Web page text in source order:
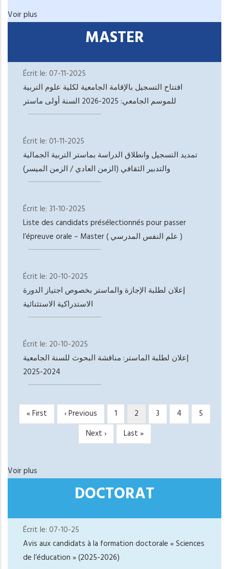
Voir plus
MASTER
Écrit le: 07-11-2025
افتتاح التسجيل بالإقامة الجامعية لكلية علوم التربية
للموسم الجامعي: 2025-2026 السنة أولى ماستر
Écrit le: 01-11-2025
تمديد التسجيل وانطلاق الدراسة بماستر التربية الجمالية
والتدبير الثقافي (الزمن العادي / الزمن الميسر)
Écrit le: 31-10-2025
Liste des candidats présélectionnés pour passer
l’épreuve orale – Master ( علم النفس المدرسي )
Écrit le: 20-10-2025
إعلان لطلبة الإجازة والماستر بخصوص اجتياز الدورة
الاستدراكية الاستثنائية
Écrit le: 20-10-2025
إعلان لطلبة الماستر: مناقشة البحوث للسنة الجامعية
2024-2025
PAGINATION
Première
page
« First
Page
précédente
‹ Previous Page
1
Page
courante
2 Page
3 Page
4 Page
5
Page
suivante
Next ›
Dernière
page
Last »
Voir plus
DOCTORAT
Écrit le: 07-10-25
Avis aux candidats à la formation doctorale « Sciences
de l’éducation » (2025-2026)